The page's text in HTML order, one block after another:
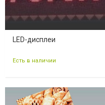
LED-дисплеи
Есть в наличии